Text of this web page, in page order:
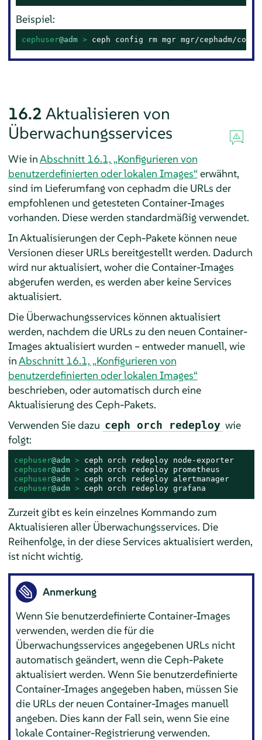
Beispiel:
cephuser@adm > ceph config rm mgr mgr/cephadm/
16.2 Aktualisieren von
Überwachungsservices
Wie inAbschnitt 16.1, „Konfigurieren von
benutzerdefinierten oder lokalen Images“erwähnt,
sind im Lieferumfang von cephadm die URLs der
empfohlenen und getesteten Container-Images
vorhanden. Diese werden standardmäßig verwendet.
In Aktualisierungen der Ceph-Pakete können neue
Versionen dieser URLs bereitgestellt werden. Dadurch
wird nur aktualisiert, woher die Container-Images
abgerufen werden, es werden aber keine Services
aktualisiert.
Die Überwachungsservices können aktualisiert
werden, nachdem die URLs zu den neuen Container-
Images aktualisiert wurden – entweder manuell, wie
inAbschnitt 16.1, „Konfigurieren von
benutzerdefinierten oder lokalen Images“
beschrieben, oder automatisch durch eine
Aktualisierung des Ceph-Pakets.
Verwenden Sie dazu ceph orch redeploy wie
folgt:
cephuser@adm >
ceph orch redeploy node-exporter
cephuser@adm >
cephuser@adm >
ceph orch redeploy alertmanager
cephuser@adm > ceph orch redeploy grafana
Zurzeit gibt es kein einzelnes Kommando zum
Aktualisieren aller Überwachungsservices. Die
Reihenfolge, in der diese Services aktualisiert werden,
ist nicht wichtig.
Anmerkung
Wenn Sie benutzerdefinierte Container-Images
verwenden, werden die für die
Überwachungsservices angegebenen URLs nicht
automatisch geändert, wenn die Ceph-Pakete
aktualisiert werden. Wenn Sie benutzerdefinierte
Container-Images angegeben haben, müssen Sie
die URLs der neuen Container-Images manuell
angeben. Dies kann der Fall sein, wenn Sie eine
lokale Container-Registrierung verwenden.